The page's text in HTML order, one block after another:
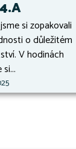
si zopakovali
o důležitém
V hodinách